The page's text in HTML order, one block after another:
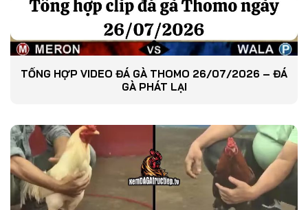
TỔNG HỢP VIDEO ĐÁ GÀ THOMO 26/07/2026 – ĐÁ
GÀ PHÁT LẠI